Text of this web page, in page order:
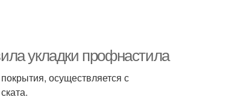
укладки профнастила
осуществляется с